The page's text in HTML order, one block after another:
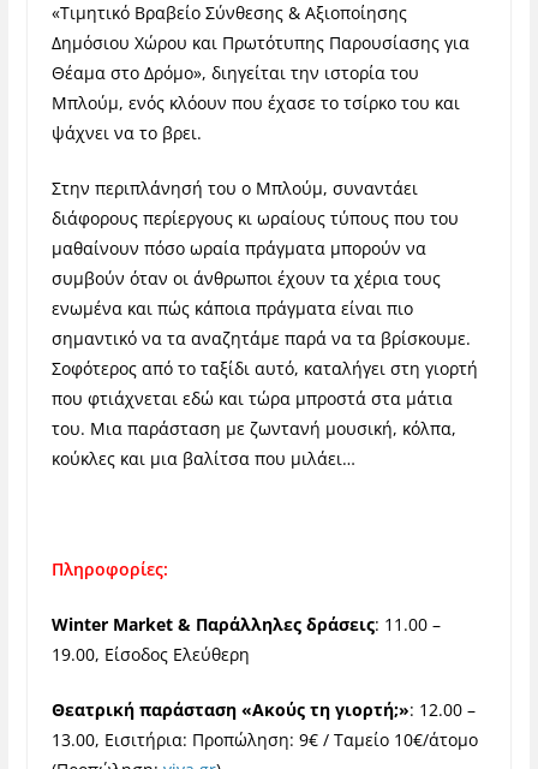
«Τιμητικό Βραβείο Σύνθεσης & Αξιοποίησης
Δημόσιου Χώρου και Πρωτότυπης Παρουσίασης για
Θέαμα στο Δρόμο», διηγείται την ιστορία του
Μπλούμ, ενός κλόουν που έχασε το τσίρκο του και
ψάχνει να το βρει.
Στην περιπλάνησή του ο Μπλούμ, συναντάει
διάφορους περίεργους κι ωραίους τύπους που του
μαθαίνουν πόσο ωραία πράγματα μπορούν να
συμβούν όταν οι άνθρωποι έχουν τα χέρια τους
ενωμένα και πώς κάποια πράγματα είναι πιο
σημαντικό να τα αναζητάμε παρά να τα βρίσκουμε.
Σοφότερος από το ταξίδι αυτό, καταλήγει στη γιορτή
που φτιάχνεται εδώ και τώρα μπροστά στα μάτια
του. Μια παράσταση με ζωντανή μουσική, κόλπα,
κούκλες και μια βαλίτσα που μιλάει…
Πληροφορίες:
Winter Market & Παράλληλες δράσεις: 11.00 –
19.00, Είσοδος Ελεύθερη
Θεατρική παράσταση «Ακούς τη γιορτή;»: 12.00 –
13.00, Εισιτήρια: Προπώληση: 9€ / Ταμείο 10€/άτομο